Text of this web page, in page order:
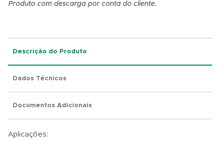
Total:
R$ 0,01
Produto com descarga por conta do cliente.
Descrição do Produto
Dados Técnicos
Documentos Adicionais
Aplicações: